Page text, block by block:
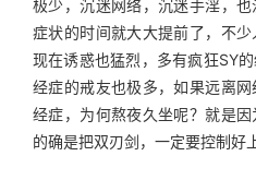
极少，沉迷网络，沉迷手淫，
症状的时间就大大提前了，不
现在诱惑也猛烈，多有疯狂SY
经症的戒友也极多，如果远离网
经症，为何熬夜久坐呢？就是
的确是把双刃剑，一定要控制好